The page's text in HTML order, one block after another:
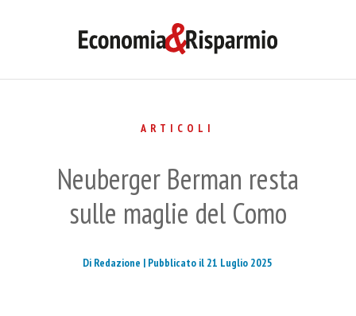
ARTICOLI
Neuberger Berman resta
sulle maglie del Como
Di Redazione | Pubblicato il 21 Luglio 2025